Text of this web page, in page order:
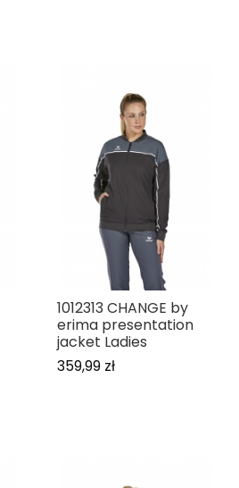
1012313 CHANGE by
erima presentation
jacket Ladies
359,99 zł